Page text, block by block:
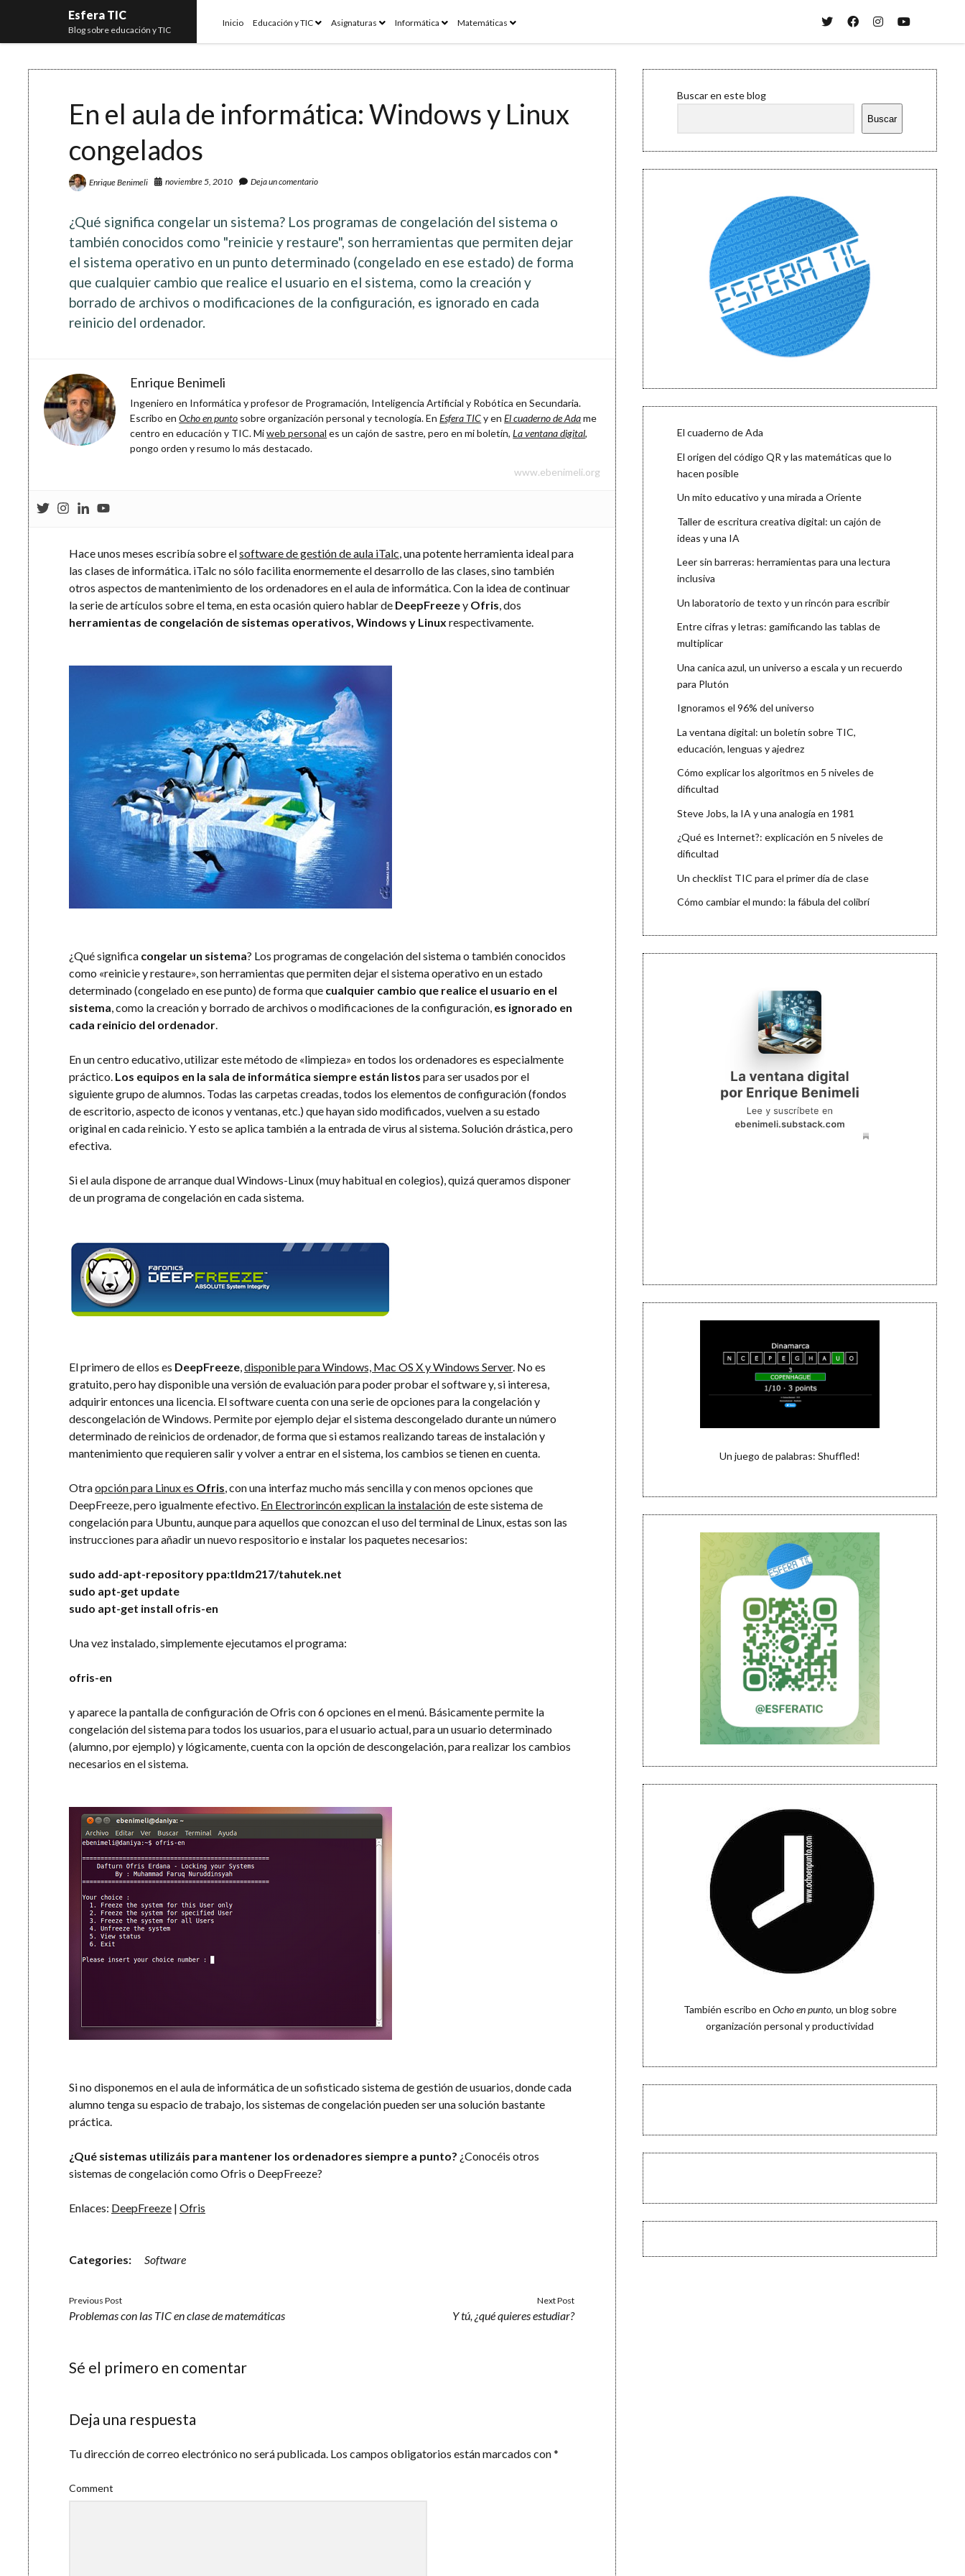
Esfera TIC
Blog sobre educación y TIC
Inicio Educación y TIC openAsignaturas openInformática openMatemáticas open
twitterfacebook
instagramyoutube
En el aula de informática: Windows y Linux
congelados
Enrique Benimeli noviembre 5, 2010 Deja un comentario
¿Qué significa congelar un sistema? Los programas de congelación del sistema o
también conocidos como "reinicie y restaure", son herramientas que permiten dejar
el sistema operativo en un punto determinado (congelado en ese estado) de forma
que cualquier cambio que realice el usuario en el sistema, como la creación y
borrado de archivos o modificaciones de la configuración, es ignorado en cada
reinicio del ordenador.
Enrique Benimeli
Ingeniero en Informática y profesor de Programación, Inteligencia Artificial y Robótica en Secundaria.
Escribo enOcho en punto sobre organización personal y tecnología. EnEsfera TICy enEl cuaderno de Adame
centro en educación y TIC. Miweb personal es un cajón de sastre, pero en mi boletín,La ventana digital,
pongo orden y resumo lo más destacado.
www.ebenimeli.org
Hace unos meses escribía sobre elsoftware de gestión de aula iTalc , una potente herramienta ideal para
las clases de informática. iTalc no sólo facilita enormemente el desarrollo de las clases, sino también
otros aspectos de mantenimiento de los ordenadores en el aula de informática. Con la idea de continuar
la serie de artículos sobre el tema, en esta ocasión quiero hablar de DeepFreezey Ofris , dos
herramientas de congelación de sistemas operativos, Windows y Linux respectivamente.
¿Qué significa congelar un sistema? Los programas de congelación del sistema o también conocidos
como «reinicie y restaure», son herramientas que permiten dejar el sistema operativo en un estado
determinado (congelado en ese punto) de forma que cualquier cambio que realice el usuario en el
sistema , como la creación y borrado de archivos o modificaciones de la configuración, es ignorado en
cada reinicio del ordenador.
En un centro educativo, utilizar este método de «limpieza» en todos los ordenadores es especialmente
práctico. Los equipos en la sala de informática siempre están listos para ser usados por el
siguiente grupo de alumnos. Todas las carpetas creadas, todos los elementos de configuración (fondos
de escritorio, aspecto de iconos y ventanas, etc.) que hayan sido modificados, vuelven a su estado
original en cada reinicio. Y esto se aplica también a la entrada de virus al sistema. Solución drástica, pero
efectiva.
Si el aula dispone de arranque dual Windows-Linux (muy habitual en colegios), quizá queramos disponer
de un programa de congelación en cada sistema.
El primero de ellos es DeepFreeze, disponible para Windows, Mac OS X y Windows Server. No es
gratuito, pero hay disponible una versión de evaluación para poder probar el software y, si interesa,
adquirir entonces una licencia. El software cuenta con una serie de opciones para la congelación y
descongelación de Windows. Permite por ejemplo dejar el sistema descongelado durante un número
determinado de reinicios de ordenador, de forma que si estamos realizando tareas de instalación y
mantenimiento que requieren salir y volver a entrar en el sistema, los cambios se tienen en cuenta.
Otraopción para Linux es Ofris , con una interfaz mucho más sencilla y con menos opciones que
DeepFreeze, pero igualmente efectivo. En Electrorincón explican la instalaciónde este sistema de
congelación para Ubuntu, aunque para aquellos que conozcan el uso del terminal de Linux, estas son las
instrucciones para añadir un nuevo respositorio e instalar los paquetes necesarios:
sudo add-apt-repository ppa:tldm217/tahutek.net
sudo apt-get update
sudo apt-get install ofris-en
Una vez instalado, simplemente ejecutamos el programa:
ofris-en
y aparece la pantalla de configuración de Ofris con 6 opciones en el menú. Básicamente permite la
congelación del sistema para todos los usuarios, para el usuario actual, para un usuario determinado
(alumno, por ejemplo) y lógicamente, cuenta con la opción de descongelación, para realizar los cambios
necesarios en el sistema.
Si no disponemos en el aula de informática de un sofisticado sistema de gestión de usuarios, donde cada
alumno tenga su espacio de trabajo, los sistemas de congelación pueden ser una solución bastante
práctica.
¿Qué sistemas utilizáis para mantener los ordenadores siempre a punto? ¿Conocéis otros
sistemas de congelación como Ofris o DeepFreeze?
Enlaces: DeepFreeze| Ofris
Categories: Software
Previous Post
Problemas con las TIC en clase de matemáticas
Next Post
Y tú, ¿qué quieres estudiar?
Sé el primero en comentar
Deja una respuesta
Tu dirección de correo electrónico no será publicada. Los campos obligatorios están marcados con*
Comment
Sidebar
Buscar en este blog
Buscar
El cuaderno de Ada
El origen del código QR y las matemáticas que lo
hacen posible
Un mito educativo y una mirada a Oriente
Taller de escritura creativa digital: un cajón de
ideas y una IA
Leer sin barreras: herramientas para una lectura
inclusiva
Un laboratorio de texto y un rincón para escribir
Entre cifras y letras: gamificando las tablas de
multiplicar
Una canica azul, un universo a escala y un recuerdo
para Plutón
Ignoramos el 96% del universo
La ventana digital: un boletín sobre TIC,
educación, lenguas y ajedrez
Cómo explicar los algoritmos en 5 niveles de
dificultad
Steve Jobs, la IA y una analogía en 1981
¿Qué es Internet?: explicación en 5 niveles de
dificultad
Un checklist TIC para el primer día de clase
Cómo cambiar el mundo: la fábula del colibrí
Un juego de palabras: Shuffled!
También escribo en Ocho en punto, un blog sobre
organización personal y productividad